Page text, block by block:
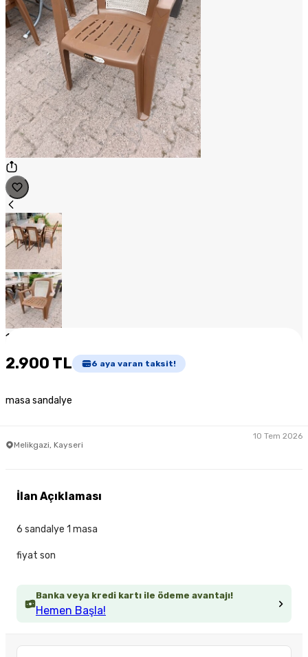
1
2.900 TL 6 aya varan taksit!
masa sandalye
Melikgazi, Kayseri
10 Tem 2026
Banka veya kredi kartı ile ödeme avantajı!
Hemen Başla!
İlan Açıklaması
6 sandalye 1 masa
fiyat son